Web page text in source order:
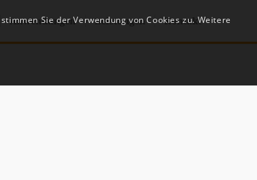
Anwendungen Leistungen Kontakt
Sie der Verwendung von Cookies zu. Weitere